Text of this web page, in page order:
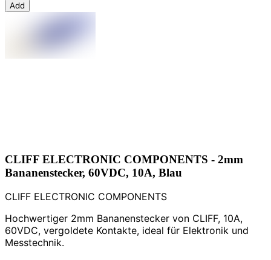
Add
CLIFF ELECTRONIC COMPONENTS - 2mm
Bananenstecker, 60VDC, 10A, Blau
CLIFF ELECTRONIC COMPONENTS
Hochwertiger 2mm Bananenstecker von CLIFF, 10A,
60VDC, vergoldete Kontakte, ideal für Elektronik und
Messtechnik.